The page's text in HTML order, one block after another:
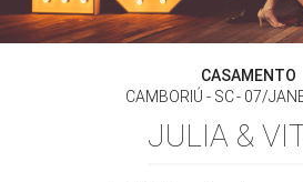
CASAMENTO
CAMBORIÚ - SC
07/
JULIA &